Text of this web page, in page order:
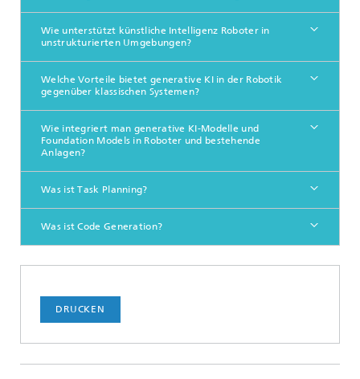
Wie unterstützt künstliche Intelligenz Roboter in
unstrukturierten Umgebungen?
Welche Vorteile bietet generative KI in der Robotik
gegenüber klassischen Systemen?
Wie integriert man generative KI-Modelle und
Foundation Models in Roboter und bestehende
Anlagen?
Was ist Task Planning?
Was ist Code Generation?
DRUCKEN